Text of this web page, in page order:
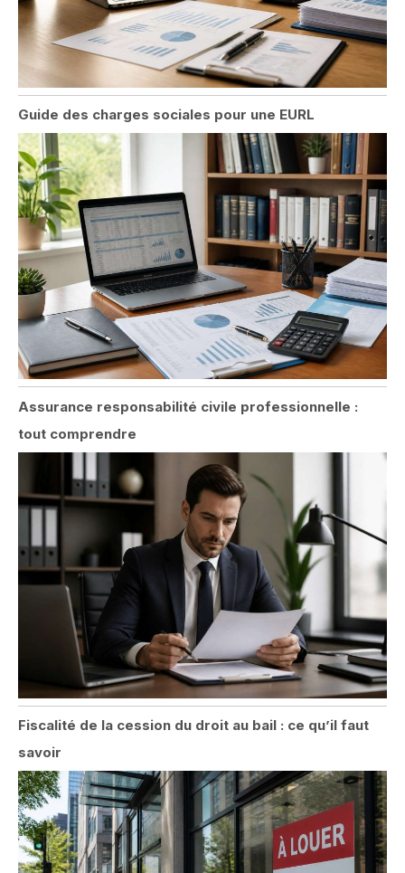
Guide des charges sociales pour une EURL
Assurance responsabilité civile professionnelle :
tout comprendre
Fiscalité de la cession du droit au bail : ce qu’il faut
savoir